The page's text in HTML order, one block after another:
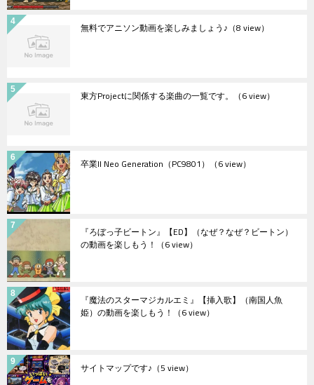
無料でアニソン動画を楽しみましょう♪ （8 view）
東方Projectに関係する楽曲の一覧です。 （6 view）
卒業II Neo Generation（PC9801） （6 view）
『ろぼっ子ビートン』【ED】（なぜ？なぜ？ビートン）
の動画を楽しもう！ （6 view）
『魔法のスターマジカルエミ』【挿入歌】（南国人魚
姫）の動画を楽しもう！ （6 view）
サイトマップです♪ （5 view）